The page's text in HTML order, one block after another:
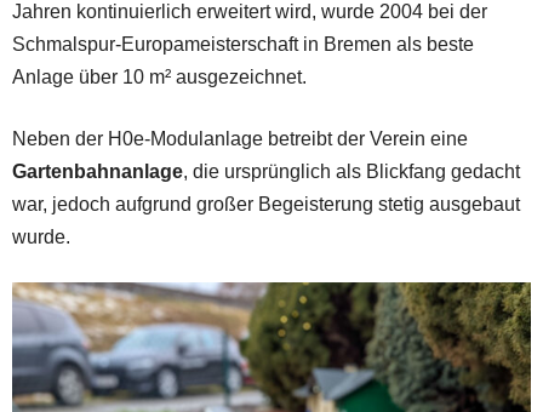
Jahren kontinuierlich erweitert wird, wurde 2004 bei der
Schmalspur-Europameisterschaft in Bremen als beste
Anlage über 10 m² ausgezeichnet.
Neben der H0e-Modulanlage betreibt der Verein eine
Gartenbahnanlage, die ursprünglich als Blickfang gedacht
war, jedoch aufgrund großer Begeisterung stetig ausgebaut
wurde.